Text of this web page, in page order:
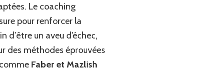
Le coaching
pour renforcer la
un aveu d’échec,
des méthodes éprouvées
Faber et Mazlish